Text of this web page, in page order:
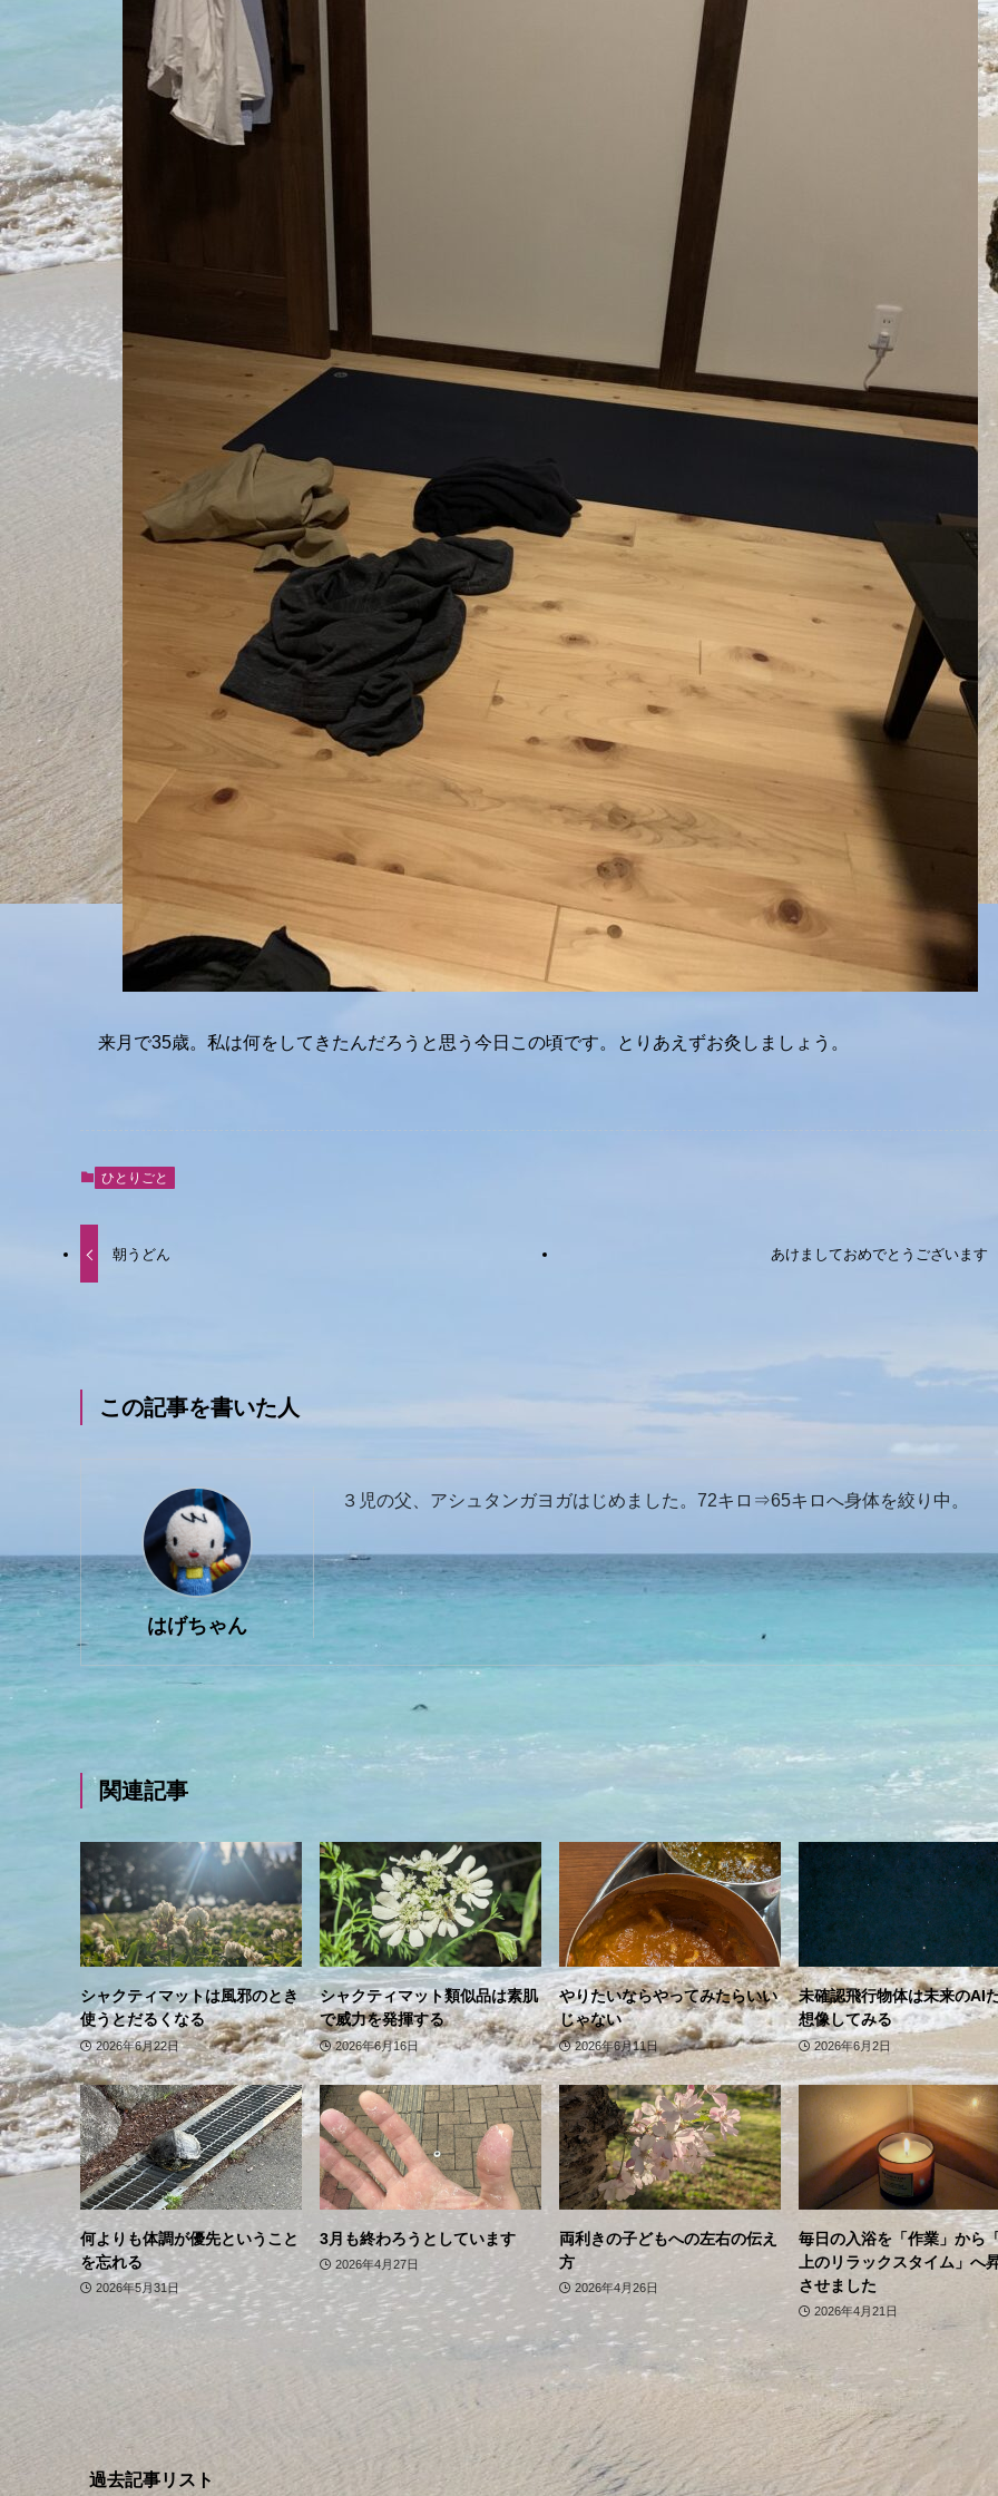
来月で35歳。私は何をしてきたんだろうと思う今日この頃です。とりあえずお灸しましょう。
ひとりごと
朝うどん あけましておめでとうございます
この記事を書いた人
はげちゃん
３児の父、アシュタンガヨガはじめました。72キロ⇒65キロへ身体を絞り中。
関連記事
シャクティマットは風邪のとき
使うとだるくなる
2026年6月22日
シャクティマット類似品は素肌
で威力を発揮する
2026年6月16日
やりたいならやってみたらいい
じゃない
2026年6月11日
未確認飛行物体は未来のAI
想像してみる
2026年6月2日
何よりも体調が優先ということ
を忘れる
2026年5月31日
3月も終わろうとしています
2026年4月27日
両利きの子どもへの左右の伝え
方
2026年4月26日
毎日の入浴を「作業」から
上のリラックスタイム」へ
させました
2026年4月21日
過去記事リスト